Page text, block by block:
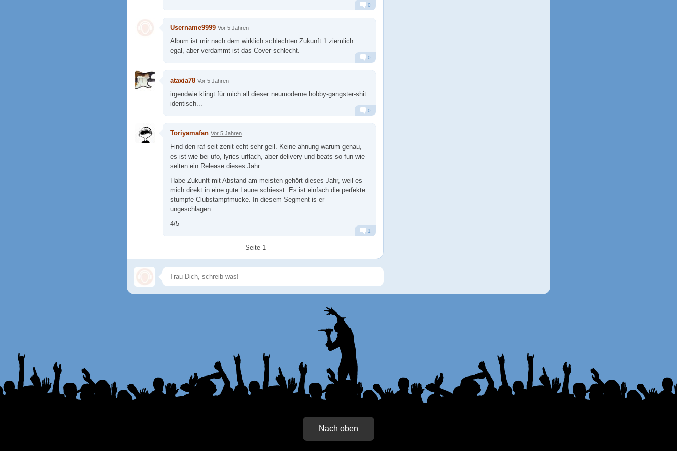
0
Username9999 Vor 5 Jahren
Album ist mir nach dem wirklich schlechten Zukunft 1 ziemlich
egal, aber verdammt ist das Cover schlecht.
0
ataxia78 Vor 5 Jahren
irgendwie klingt für mich all dieser neumoderne hobby-gangster-shit
identisch...
0
Toriyamafan Vor 5 Jahren
Find den raf seit zenit echt sehr geil. Keine ahnung warum genau,
es ist wie bei ufo, lyrics urflach, aber delivery und beats so fun wie
selten ein Release dieses Jahr.
Habe Zukunft mit Abstand am meisten gehört dieses Jahr, weil es
mich direkt in eine gute Laune schiesst. Es ist einfach die perfekte
stumpfe Clubstampfmucke. In diesem Segment is er
ungeschlagen.
4/5
1
Seite 1
Speichern
Nach oben